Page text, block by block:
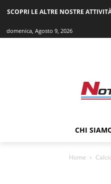
SCOPRI LE ALTRE NOSTRE
domenica, Agosto 9, 2026
CHI
Home